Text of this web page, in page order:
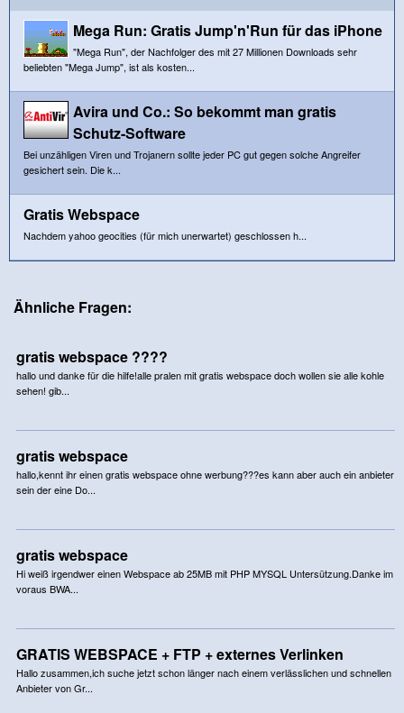
Mega Run: Gratis Jump'n'Run für das iPhone
"Mega Run", der Nachfolger des mit 27 Millionen Downloads sehr
beliebten "Mega Jump", ist als kosten...
Avira und Co.: So bekommt man gratis
Schutz-Software
Bei unzähligen Viren und Trojanern sollte jeder PC gut gegen solche Angreifer
gesichert sein. Die k...
Gratis Webspace
Nachdem yahoo geocities (für mich unerwartet) geschlossen h...
Ähnliche Fragen:
gratis webspace ????
hallo und danke für die hilfe!alle pralen mit gratis webspace doch wollen sie alle kohle
sehen! gib...
gratis webspace
hallo,kennt ihr einen gratis webspace ohne werbung???es kann aber auch ein anbieter
sein der eine Do...
gratis webspace
Hi weiß irgendwer einen Webspace ab 25MB mit PHP MYSQL Untersützung.Danke im
voraus BWA...
GRATIS WEBSPACE + FTP + externes Verlinken
Hallo zusammen,ich suche jetzt schon länger nach einem verlässlichen und schnellen
Anbieter von Gr...